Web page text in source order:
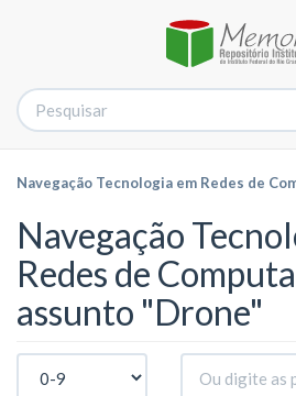
Navegação Tecnologia em Redes de
Navegação
Redes de
assunto "Drone"